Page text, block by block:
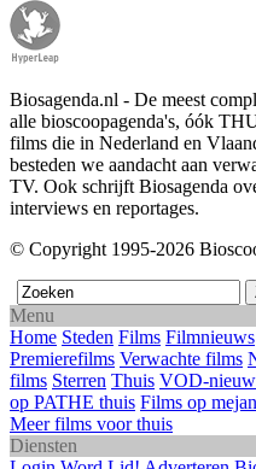
Biosagenda.nl - De meest
alle bioscoopagenda's, óók
films die in Nederland en
besteden we aandacht aan
TV. Ook schrijft Biosagenda
interviews en reportages.
© Copyright 1995-2026
Menu
Home Steden Films Filmnieuws
Premierefilms Verwachte films
films Sterren Thuis VOD-
op PATHE thuis Films op
Meer films voor thuis
Diensten